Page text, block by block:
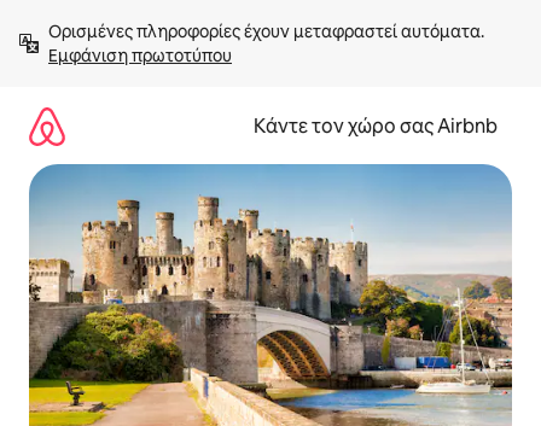
στο
περιεχόμενοΕμφάνιση πρωτοτύπου
Κάντε τον χώρο σας Airbnb